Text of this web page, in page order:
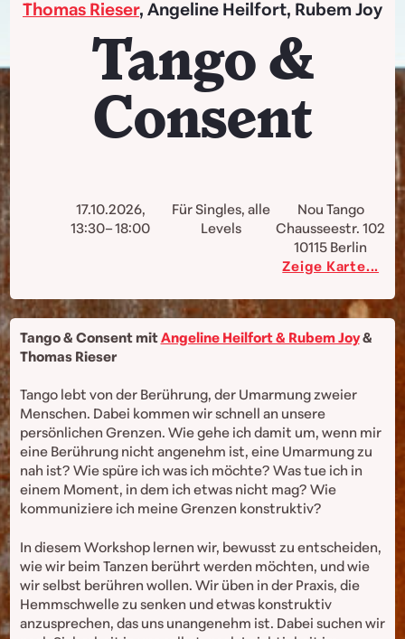
Tango &
Consent
Thomas Rieser, Angeline Heilfort, Rubem Joy
17.10.2026,
13:30– 18:00
Für Singles, alle
Levels
Nou Tango
Chausseestr. 102
10115 Berlin
Zeige Karte...
Tango & Consent mitAngeline Heilfort & Rubem Joy&
Thomas Rieser
Tango lebt von der Berührung, der Umarmung zweier
Menschen. Dabei kommen wir schnell an unsere
persönlichen Grenzen. Wie gehe ich damit um, wenn mir
eine Berührung nicht angenehm ist, eine Umarmung zu
nah ist? Wie spüre ich was ich möchte? Was tue ich in
einem Moment, in dem ich etwas nicht mag? Wie
kommuniziere ich meine Grenzen konstruktiv?
In diesem Workshop lernen wir, bewusst zu entscheiden,
wie wir beim Tanzen berührt werden möchten, und wie
wir selbst berühren wollen. Wir üben in der Praxis, die
Hemmschwelle zu senken und etwas konstruktiv
anzusprechen, das uns unangenehm ist. Dabei suchen wir